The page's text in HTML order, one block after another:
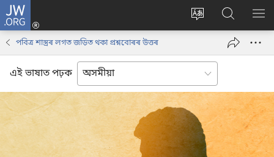
JW.ORG
Change
language
লগ
ইন
window)
JW.ORG
ৱেবছাইট
অনুসন্ধান
পবিত্ৰ শাস্ত্ৰৰ লগত জড়িত থকা প্ৰশ্নবোৰৰ উত্তৰ
এই ভাষাত পঢ়ক